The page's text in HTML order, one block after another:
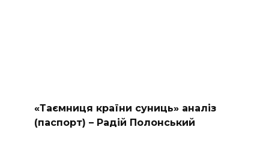
«Таємниця країни суниць» аналіз
(паспорт) – Радій Полонський